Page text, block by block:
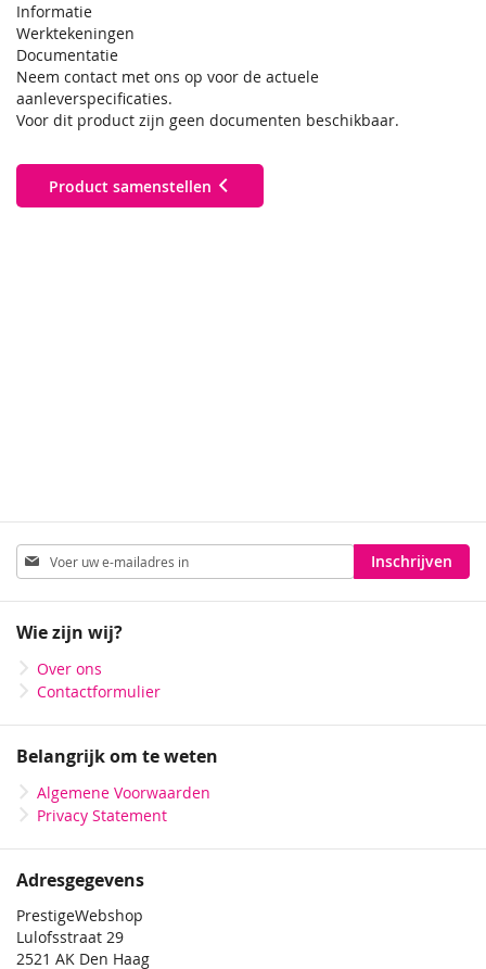
Informatie
Werktekeningen
Documentatie
Neem contact met ons op voor de actuele
aanleverspecificaties.
Voor dit product zijn geen documenten beschikbaar.
Product samenstellen
Abonneer
u
op
nieuwsbrief
Inschrijven
Wie zijn wij?
Over ons
Contactformulier
Belangrijk om te weten
Algemene Voorwaarden
Privacy Statement
Adresgegevens
PrestigeWebshop
Lulofsstraat 29
2521 AK Den Haag